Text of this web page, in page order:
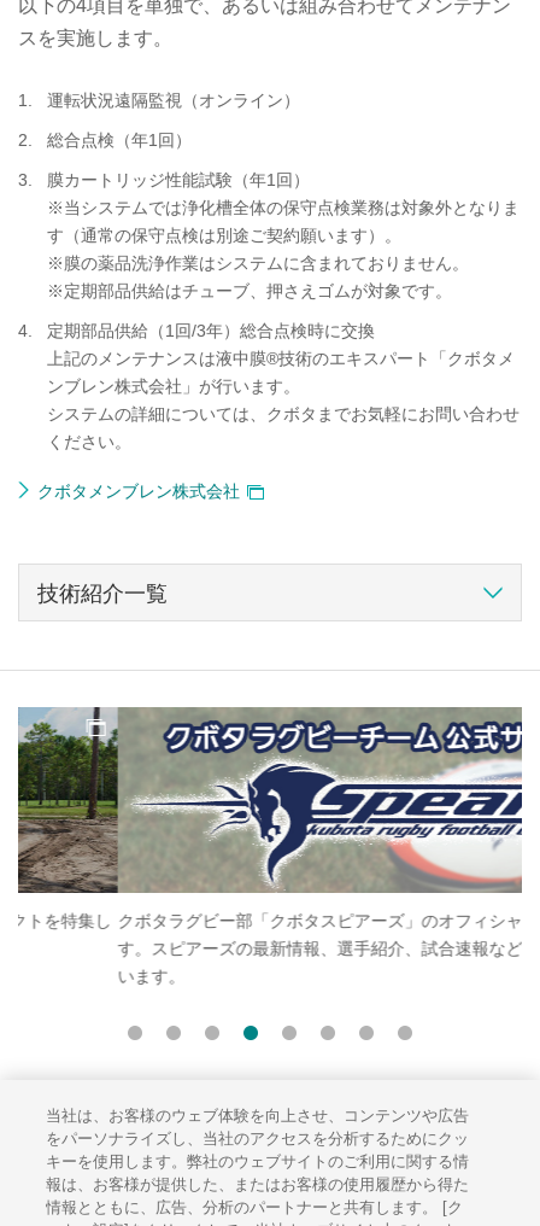
以下の4項目を単独で、あるいは組み合わせてメンテナン
スを実施します。
運転状況遠隔監視（オンライン）
総合点検（年1回）
膜カートリッジ性能試験（年1回）
※当システムでは浄化槽全体の保守点検業務は対象外となりま
す（通常の保守点検は別途ご契約願います）。
※膜の薬品洗浄作業はシステムに含まれておりません。
※定期部品供給はチューブ、押さえゴムが対象です。
定期部品供給（1回/3年）総合点検時に交換
上記のメンテナンスは液中膜®技術のエキスパート「クボタメ
ンブレン株式会社」が行います。
システムの詳細については、クボタまでお気軽にお問い合わせ
ください。
クボタメンブレン株式会社
技術紹介一覧
クボタラグビー部「クボタスピアーズ」のオフィシャルサイトで
す。スピアーズの最新情報、選手紹介、試合速報などを掲載して
サイトのご利用にあたって
ソーシャルメディアポリシー
個人情報保護方針
当社は、お客様のウェブ体験を向上させ、コンテンツや広告
をパーソナライズし、当社のアクセスを分析するためにクッ
キーを使用します。弊社のウェブサイトのご利用に関する情
報は、お客様が提供した、またはお客様の使用履歴から得た
情報とともに、広告、分析のパートナーと共有します。 [ク